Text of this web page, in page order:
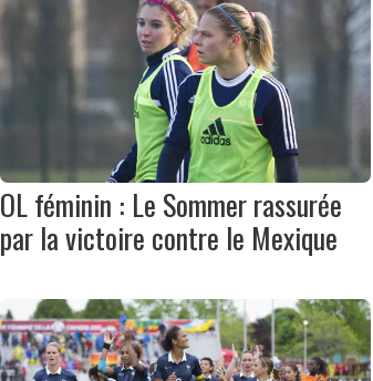
OL féminin : Le Sommer rassurée
par la victoire contre le Mexique